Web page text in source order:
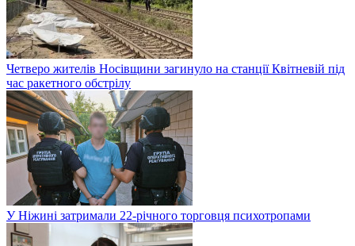
Четверо жителів Носівщини загинуло на станції Квітневій під
час ракетного обстрілу
У Ніжині затримали 22-річного торговця психотропами